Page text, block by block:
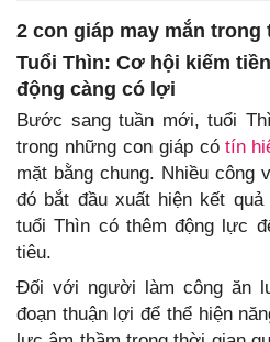
2 con giáp may mắn trong
Tuổi Thìn: Cơ hội kiếm
động càng có lợi
Bước sang tuần mới, tuổi
trong những con giáp cótín
mặt bằng chung. Nhiều
đó bắt đầu xuất hiện kết
tuổi Thìn có thêm động lực
tiêu.
Đối với người làm công ăn
đoạn thuận lợi để thể hiện